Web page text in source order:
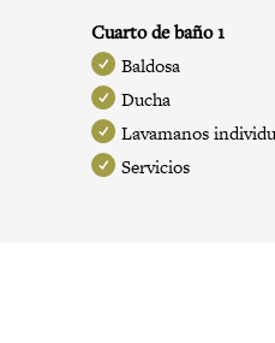
Cuarto de baño 1
Baldosa
Ducha
Lavamanos
Servicios